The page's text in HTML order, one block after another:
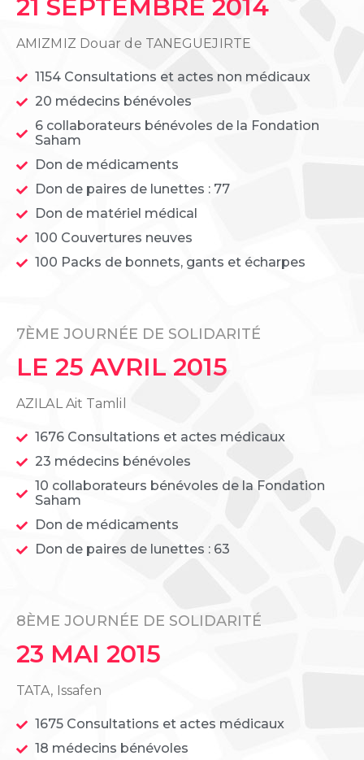
21 SEPTEMBRE 2014
AMIZMIZ Douar de TANEGUEJIRTE
1154 Consultations et actes non médicaux
20 médecins bénévoles
6 collaborateurs bénévoles de la Fondation
Saham
Don de médicaments
Don de paires de lunettes : 77
Don de matériel médical
100 Couvertures neuves
100 Packs de bonnets, gants et écharpes
7ÈME JOURNÉE DE SOLIDARITÉ
LE 25 AVRIL 2015
AZILAL Ait Tamlil
1676 Consultations et actes médicaux
23 médecins bénévoles
10 collaborateurs bénévoles de la Fondation
Saham
Don de médicaments
Don de paires de lunettes : 63
8ÈME JOURNÉE DE SOLIDARITÉ
23 MAI 2015
TATA, Issafen
1675 Consultations et actes médicaux
18 médecins bénévoles